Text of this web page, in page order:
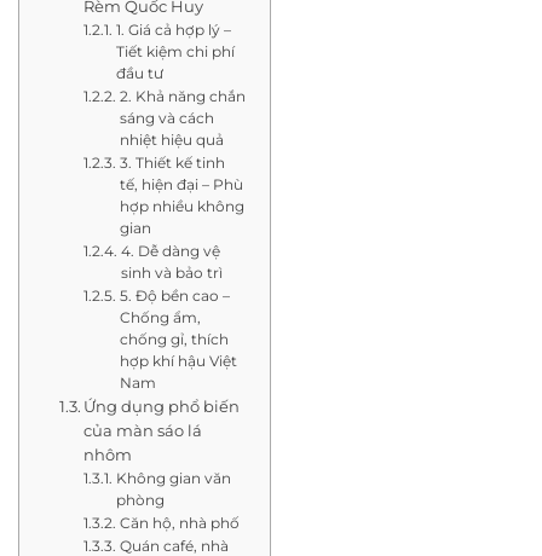
Rèm Quốc Huy
1. Giá cả hợp lý –
Tiết kiệm chi phí
đầu tư
2. Khả năng chắn
sáng và cách
nhiệt hiệu quả
3. Thiết kế tinh
tế, hiện đại – Phù
hợp nhiều không
gian
4. Dễ dàng vệ
sinh và bảo trì
5. Độ bền cao –
Chống ẩm,
chống gỉ, thích
hợp khí hậu Việt
Nam
Ứng dụng phổ biến
của màn sáo lá
nhôm
Không gian văn
phòng
Căn hộ, nhà phố
Quán café, nhà